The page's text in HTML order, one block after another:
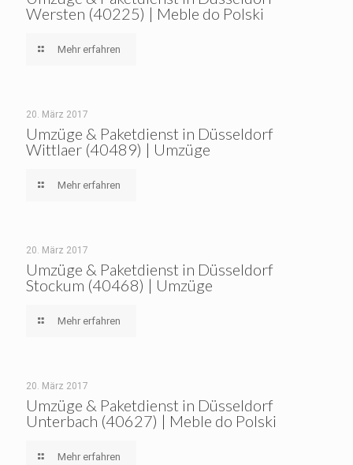
Wersten (40225) | Meble do Polski
Mehr erfahren
20. März 2017
Umzüge & Paketdienst in Düsseldorf
Wittlaer (40489) | Umzüge
Mehr erfahren
20. März 2017
Umzüge & Paketdienst in Düsseldorf
Stockum (40468) | Umzüge
Mehr erfahren
20. März 2017
Umzüge & Paketdienst in Düsseldorf
Unterbach (40627) | Meble do Polski
Mehr erfahren